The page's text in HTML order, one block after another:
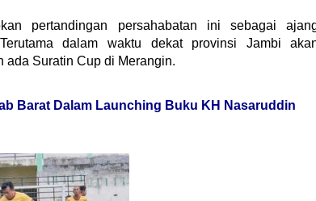
pertandingan persahabatan ini sebagai
dalam waktu dekat provinsi Jambi
ada Suratin Cup di Merangin.
Barat Dalam Launching Buku KH Nasaruddin